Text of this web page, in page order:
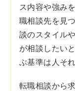
ス内容や強み
職相談先を見
談のスタイル
が相談したい
ぶ基準は人そ
転職相談から